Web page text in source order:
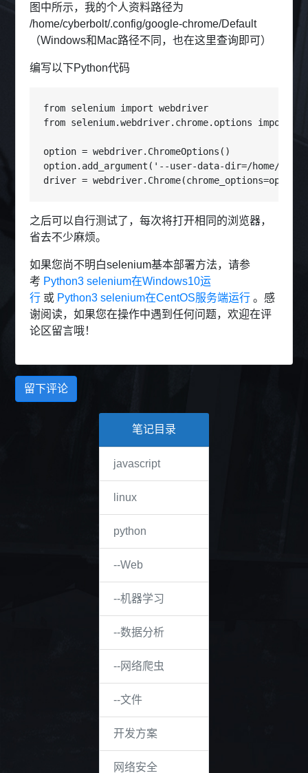
图中所示，我的个人资料路径为
/home/cyberbolt/.config/google-chrome/Default
（Windows和Mac路径不同，也在这里查询即可）
编写以下Python代码
from selenium import webdriver
from selenium.webdriver.chrome.options import
option = webdriver.ChromeOptions()
option.add_argument('--user-data-dir=/home/
driver = webdriver.Chrome(chrome_options=option,
之后可以自行测试了，每次将打开相同的浏览器，
省去不少麻烦。
如果您尚不明白selenium基本部署方法，请参
考 Python3 selenium在Windows10运
行 或 Python3 selenium在CentOS服务端运行 。感
谢阅读，如果您在操作中遇到任何问题，欢迎在评
论区留言哦！
留下评论
笔记目录
javascript
linux
python
--Web
--机器学习
--数据分析
--网络爬虫
--文件
开发方案
网络安全